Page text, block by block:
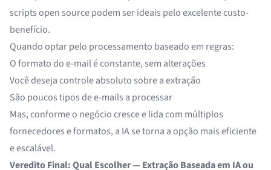
scripts open source podem ser ideais pelo excelente custo-
benefício.
Quando optar pelo processamento baseado em regras:
O formato do e-mail é constante, sem alterações
Você deseja controle absoluto sobre a extração
São poucos tipos de e-mails a processar
Mas, conforme o negócio cresce e lida com múltiplos
fornecedores e formatos, a IA se torna a opção mais eficiente
e escalável.
Veredito Final: Qual Escolher — Extração Baseada em IA ou